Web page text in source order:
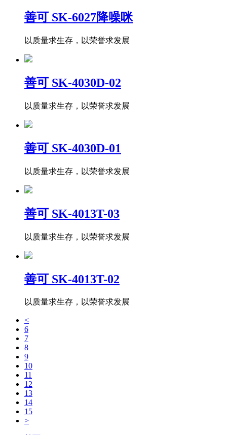
善可 SK-6027降噪咪
以质量求生存，以荣誉求发展
善可 SK-4030D-02
以质量求生存，以荣誉求发展
善可 SK-4030D-01
以质量求生存，以荣誉求发展
善可 SK-4013T-03
以质量求生存，以荣誉求发展
善可 SK-4013T-02
以质量求生存，以荣誉求发展
<
6
7
8
9
10
11
12
13
14
15
>